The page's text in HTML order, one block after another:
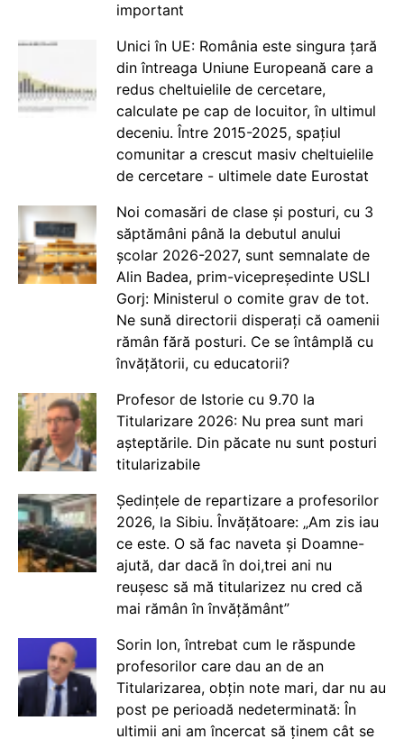
important
Unici în UE: România este singura țară
din întreaga Uniune Europeană care a
redus cheltuielile de cercetare,
calculate pe cap de locuitor, în ultimul
deceniu. Între 2015-2025, spațiul
comunitar a crescut masiv cheltuielile
de cercetare - ultimele date Eurostat
Noi comasări de clase și posturi, cu 3
săptămâni până la debutul anului
școlar 2026-2027, sunt semnalate de
Alin Badea, prim-vicepreședinte USLI
Gorj: Ministerul o comite grav de tot.
Ne sună directorii disperați că oamenii
rămân fără posturi. Ce se întâmplă cu
învățătorii, cu educatorii?
Profesor de Istorie cu 9.70 la
Titularizare 2026: Nu prea sunt mari
așteptările. Din păcate nu sunt posturi
titularizabile
Ședințele de repartizare a profesorilor
2026, la Sibiu. Învățătoare: „Am zis iau
ce este. O să fac naveta și Doamne-
ajută, dar dacă în doi,trei ani nu
reușesc să mă titularizez nu cred că
mai rămân în învățământ”
Sorin Ion, întrebat cum le răspunde
profesorilor care dau an de an
Titularizarea, obțin note mari, dar nu au
post pe perioadă nedeterminată: În
ultimii ani am încercat să ținem cât se